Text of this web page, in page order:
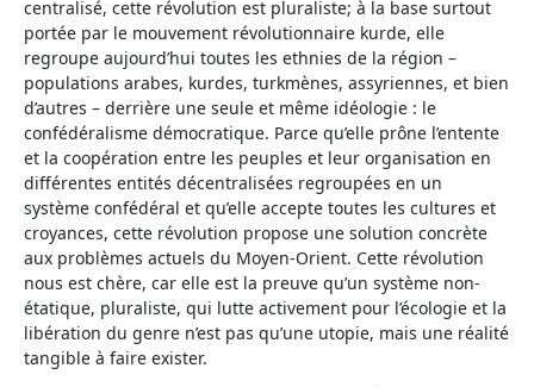
centralisé, cette révolution est pluraliste; à la base surtout
portée par le mouvement révolutionnaire kurde, elle
regroupe aujourd’hui toutes les ethnies de la région –
populations arabes, kurdes, turkmènes, assyriennes, et bien
d’autres – derrière une seule et même idéologie : le
confédéralisme démocratique. Parce qu’elle prône l’entente
et la coopération entre les peuples et leur organisation en
différentes entités décentralisées regroupées en un
système confédéral et qu’elle accepte toutes les cultures et
croyances, cette révolution propose une solution concrète
aux problèmes actuels du Moyen-Orient. Cette révolution
nous est chère, car elle est la preuve qu’un système non-
étatique, pluraliste, qui lutte activement pour l’écologie et la
libération du genre n’est pas qu’une utopie, mais une réalité
tangible à faire exister.